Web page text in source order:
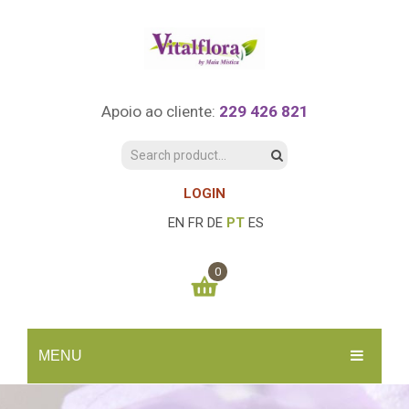
Apoio ao cliente: 229 426 821
LOGIN
EN FR DE PT ES
MENU
0
You have no items in your shopping cart
SUBTOTAL: 0.00€